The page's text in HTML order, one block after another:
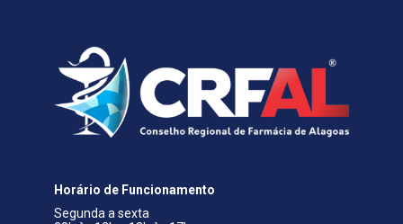
Horário de Funcionamento
Segunda a sexta